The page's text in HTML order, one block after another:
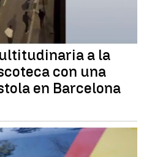
a la
con una
en Barcelona